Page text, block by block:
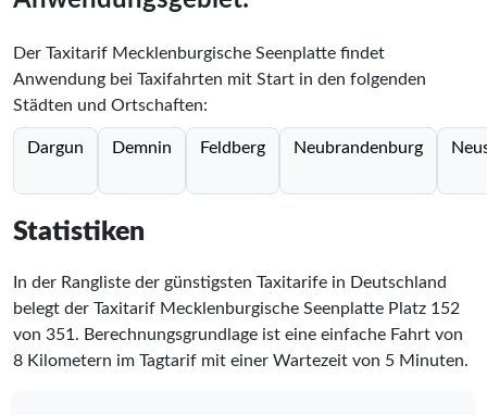
Der Taxitarif Mecklenburgische Seenplatte findet
Anwendung bei Taxifahrten mit Start in den folgenden
Städten und Ortschaften:
Dargun Demnin Feldberg Neubrandenburg
Statistiken
In der Rangliste der günstigsten Taxitarife in Deutschland
belegt der Taxitarif Mecklenburgische Seenplatte Platz 152
von 351. Berechnungsgrundlage ist eine einfache Fahrt von
8 Kilometern im Tagtarif mit einer Wartezeit von 5 Minuten.